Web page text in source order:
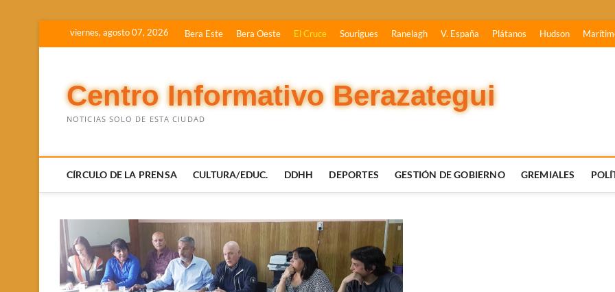
viernes, agosto 07, 2026 Bera Este Bera Oeste El Cruce Sourigues Ranelagh V. España Plátanos Hudson
Centro Informativo Berazategui
NOTICIAS SOLO DE ESTA CIUDAD
CÍRCULO DE LA PRENSA CULTURA/EDUC. DDHH DEPORTES GESTIÓN DE GOBIERNO GREMIALES